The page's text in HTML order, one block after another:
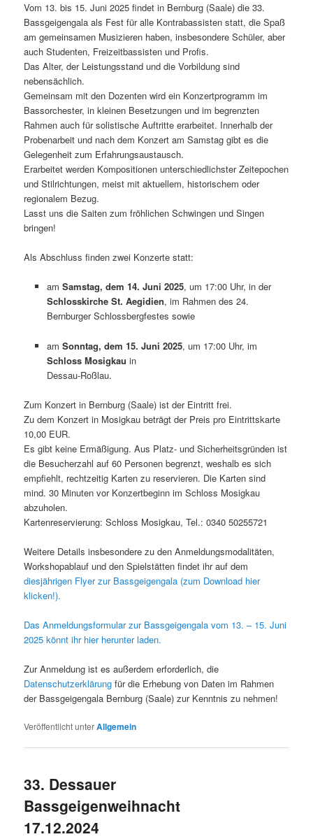
Vom 13. bis 15. Juni 2025 findet in Bernburg (Saale) die 33.
Bassgeigengala als Fest für alle Kontrabassisten statt, die Spaß
am gemeinsamen Musizieren haben, insbesondere Schüler, aber
auch Studenten, Freizeitbassisten und Profis.
Das Alter, der Leistungsstand und die Vorbildung sind
nebensächlich.
Gemeinsam mit den Dozenten wird ein Konzertprogramm im
Bassorchester, in kleinen Besetzungen und im begrenzten
Rahmen auch für solistische Auftritte erarbeitet. Innerhalb der
Probenarbeit und nach dem Konzert am Samstag gibt es die
Gelegenheit zum Erfahrungsaustausch.
Erarbeitet werden Kompositionen unterschiedlichster Zeitepochen
und Stilrichtungen, meist mit aktuellem, historischem oder
regionalem Bezug.
Lasst uns die Saiten zum fröhlichen Schwingen und Singen
bringen!
Als Abschluss finden zwei Konzerte statt:
am Samstag, dem 14. Juni 2025, um 17:00 Uhr, in der
Schlosskirche St. Aegidien, im Rahmen des 24.
Bernburger Schlossbergfestes sowie
am Sonntag, dem 15. Juni 2025, um 17:00 Uhr, im
Schloss Mosigkau in
Dessau-Roßlau.
Zum Konzert in Bernburg (Saale) ist der Eintritt frei.
Zu dem Konzert in Mosigkau beträgt der Preis pro Eintrittskarte
10,00 EUR.
Es gibt keine Ermäßigung. Aus Platz- und Sicherheitsgründen ist
die Besucherzahl auf 60 Personen begrenzt, weshalb es sich
empfiehlt, rechtzeitig Karten zu reservieren. Die Karten sind
mind. 30 Minuten vor Konzertbeginn im Schloss Mosigkau
abzuholen.
Kartenreservierung: Schloss Mosigkau, Tel.: 0340 50255721
Weitere Details insbesondere zu den Anmeldungsmodalitäten,
Workshopablauf und den Spielstätten findet ihr auf dem
diesjährigen Flyer zur Bassgeigengala (zum Download hier
klicken!).
Das Anmeldungsformular zur Bassgeigengala vom 13. – 15. Juni
2025 könnt ihr hier herunter laden.
Zur Anmeldung ist es außerdem erforderlich, die
Datenschutzerklärungfür die Erhebung von Daten im Rahmen
der Bassgeigengala Bernburg (Saale) zur Kenntnis zu nehmen!
Veröffentlicht unterAllgemein
33. Dessauer
Bassgeigenweihnacht
17.12.2024